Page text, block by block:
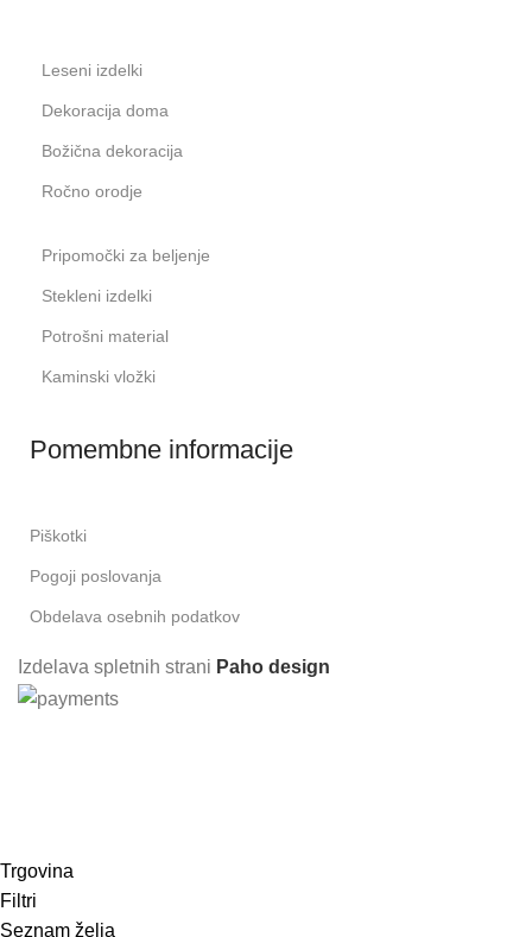
Leseni izdelki
Dekoracija doma
Božična dekoracija
Ročno orodje
Pripomočki za beljenje
Stekleni izdelki
Potrošni material
Kaminski vložki
Pomembne informacije
Piškotki
Pogoji poslovanja
Obdelava osebnih podatkov
Izdelava spletnih strani Paho design
Trgovina
Filtri
Seznam želja